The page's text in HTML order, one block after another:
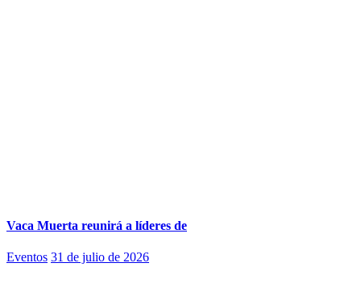
Vaca Muerta reunirá a líderes de
Eventos 31 de julio de 2026